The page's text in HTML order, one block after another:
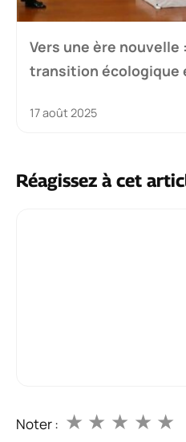
Vers une ère nouvelle
transition écologique
17 août 2025
Réagissez à cet
Noter : ★
★
★
★
★